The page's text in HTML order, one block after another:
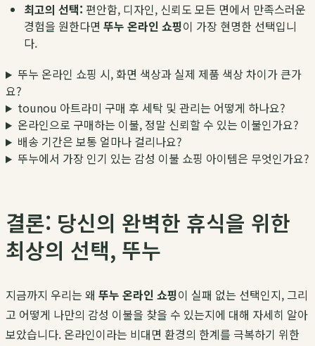
최고의 선택: 편안함, 디자인, 신뢰도 모든 면에서 만족스러운
경험을 원한다면 뚜누 온라인 쇼핑이 가장 현명한 선택입니
다.
뚜누 온라인 쇼핑 시, 화면 색상과 실제 제품 색상 차이가 큰가
요?
tounou 아트라미 구매 후 세탁 및 관리는 어떻게 하나요?
온라인으로 구매하는 이불, 정말 신뢰할 수 있는 이불인가요?
배송 기간은 보통 얼마나 걸리나요?
뚜누에서 가장 인기 있는 감성 이불 쇼핑 아이템은 무엇인가요?
결론: 당신의 완벽한 휴식을 위한
최상의 선택, 뚜누
지금까지 우리는 왜 뚜누 온라인 쇼핑이 실패 없는 선택인지, 그리
고 어떻게 나만의 감성 이불을 찾을 수 있는지에 대해 자세히 알아
보았습니다. 온라인이라는 비대면 환경의 한계를 극복하기 위한